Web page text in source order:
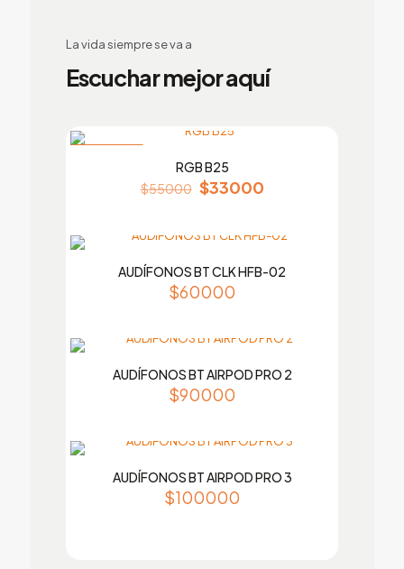
La vida siempre se va a
Escuchar mejor aquí
RGB B25
$55000 $33000
AUDÍFONOS BT CLK HFB-02
$60000
AUDÍFONOS BT AIRPOD PRO 2
$90000
AUDÍFONOS BT AIRPOD PRO 3
$100000